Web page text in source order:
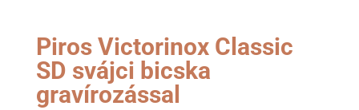
Piros Victorinox Classic
SD svájci bicska
gravírozással